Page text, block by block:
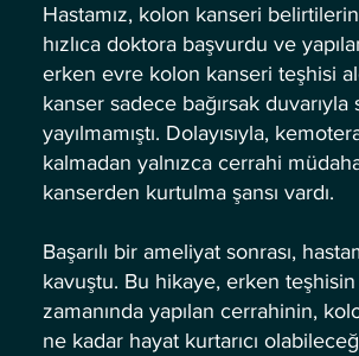
Hastamız, kolon kanseri
hızlıca doktora başvurdu ve
erken evre kolon kanseri teşhisi
kanser sadece bağırsak duvarıyla
yayılmamıştı. Dolayısıyla,
kalmadan yalnızca cerrahi
kanserden kurtulma şansı vardı.
Başarılı bir ameliyat sonrası,
kavuştu. Bu hikaye, erken
zamanında yapılan cerrahinin,
ne kadar hayat kurtarıcı